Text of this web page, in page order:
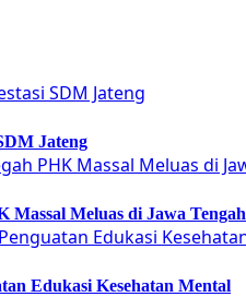
Jateng
Massal Meluas di Jawa Tengah
Edukasi Kesehatan Mental